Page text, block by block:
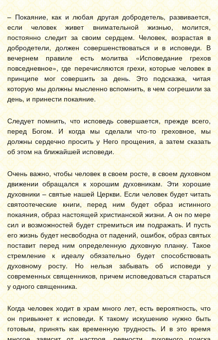
– Покаяние, как и любая другая добродетель, развивается,
если человек живет внимательной жизнью, молится,
постоянно следит за своим сердцем. Человек, возрастая в
добродетели, должен совершенствоваться и в исповеди. В
вечернем правиле есть молитва «Исповедание грехов
повседневное», где перечисляются грехи, которые человек в
принципе мог совершить за день. Это подсказка, читая
которую мы должны мысленно вспомнить, в чем согрешили за
день, и принести покаяние.
Следует помнить, что исповедь совершается, прежде всего,
перед Богом. И когда мы сделали что-то греховное, мы
должны сердечно просить у Него прощения, а затем сказать
об этом на ближайшей исповеди.
Очень важно, чтобы человек в своем росте, в своем духовном
движении обращался к хорошим духовникам. Эти хорошие
духовники – святые нашей Церкви. Если человек будет читать
святоотеческие книги, перед ним будет образ истинного
покаяния, образ настоящей христианской жизни. А он по мере
сил и возможностей будет стремиться им подражать. И пусть
его жизнь будет несвободна от падений, ошибок, образ святых
поставит перед ним определенную духовную планку. Такое
стремление к идеалу обязательно будет способствовать
духовному росту. Но нельзя забывать об исповеди у
современных священников, причем исповедоваться стараться
у одного священника.
Когда человек ходит в храм много лет, есть вероятность, что
он привыкнет к исповеди. К такому искушению нужно быть
готовым, принять как временную трудность. И в это время